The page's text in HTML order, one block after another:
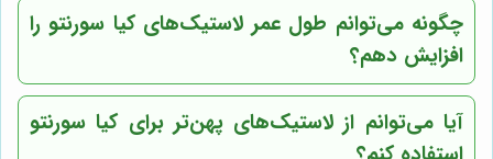
چگونه می‌توانم طول عمر لاستیک‌های کیا سورنتو را
افزایش دهم؟
آیا می‌توانم از لاستیک‌های پهن‌تر برای کیا سورنتو